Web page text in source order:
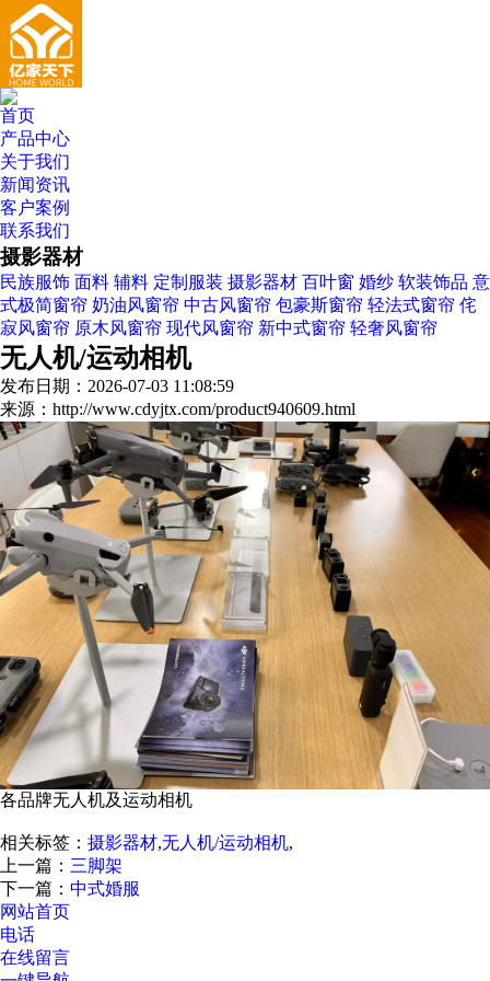
首页
产品中心
关于我们
新闻资讯
客户案例
联系我们
摄影器材
民族服饰 面料 辅料 定制服装 摄影器材 百叶窗 婚纱 软装饰品 意
式极简窗帘 奶油风窗帘 中古风窗帘 包豪斯窗帘 轻法式窗帘 侘
寂风窗帘 原木风窗帘 现代风窗帘 新中式窗帘 轻奢风窗帘
无人机/运动相机
发布日期：2026-07-03 11:08:59
来源：http://www.cdyjtx.com/product940609.html
各品牌无人机及运动相机
相关标签： 摄影器材,无人机/运动相机,
上一篇： 三脚架
下一篇： 中式婚服
网站首页
电话
在线留言